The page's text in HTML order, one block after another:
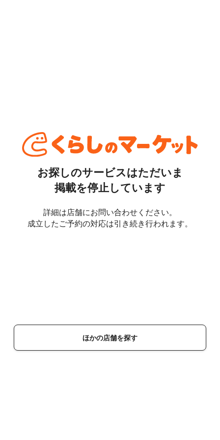
お探しのサービスはただいま
掲載を停止しています
詳細は店舗にお問い合わせください。
成立したご予約の対応は引き続き行われます。
ほかの店舗を探す